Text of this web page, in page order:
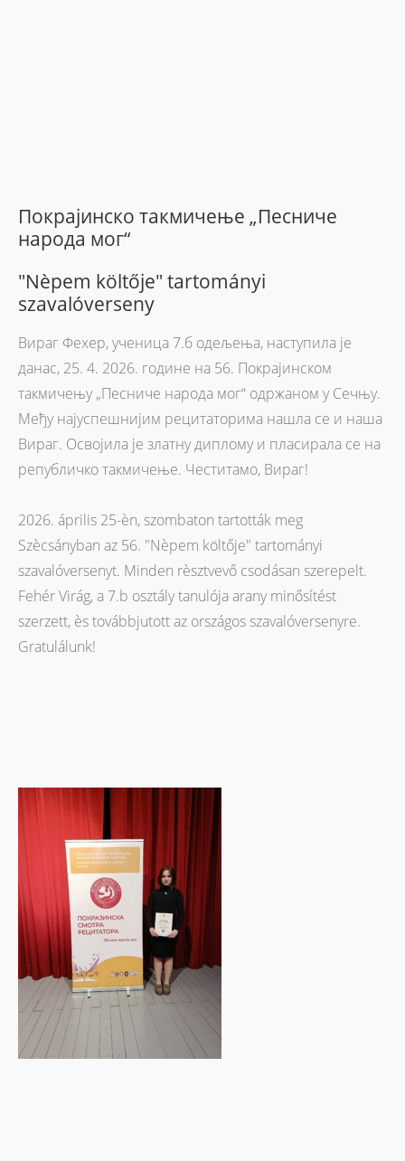
Покрајинско такмичењe „Песниче
народа мог“
"Nèpem költője" tartományi
szavalóverseny
Вираг Фехер, ученица 7.б одељења, наступила је
данас, 25. 4. 2026. године на 56. Покрајинском
такмичењу „Песниче народа мог“ одржаном у Сечњу.
Међу најуспешнијим рецитаторима нашла се и наша
Вираг. Освојила је златну диплому и пласирала се на
републичко такмичење. Честитамо, Вираг!
2026. április 25-èn, szombaton tartották meg
Szècsányban az 56. "Nèpem költője" tartományi
szavalóversenyt. Minden rèsztvevő csodásan szerepelt.
Fehér Virág, a 7.b osztály tanulója arany minősítést
szerzett, ès továbbjutott az országos szavalóversenyre.
Gratulálunk!